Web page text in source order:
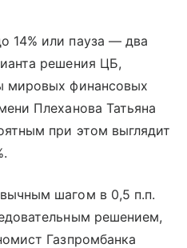
14% или пауза — два
решения ЦБ,
мировых финансовых
Плеханова Татьяна
при этом выглядит
шагом в 0,5 п.п.
решением,
Газпромбанка